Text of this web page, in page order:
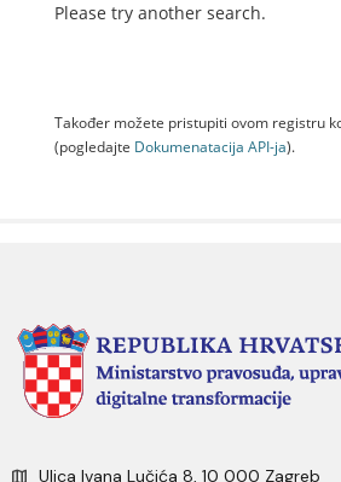
Please try another search.
Također možete pristupiti ovom registru
(pogledajte Dokumenаtаcijа API-jа).